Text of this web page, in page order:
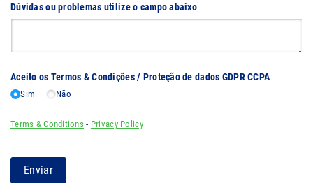
Dúvidas ou problemas utilize o campo abaixo
Aceito os Termos & Condições /​ Proteção de dados GDPR CCPA
Sim Não
Terms & Conditions - Privacy Policy
Enviar